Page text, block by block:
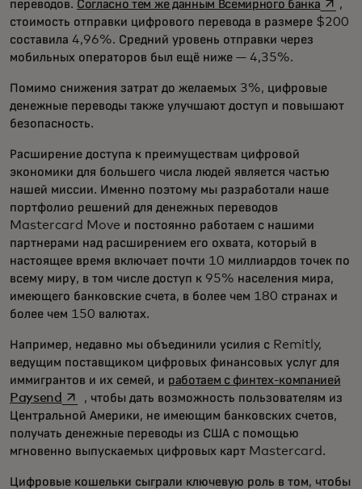
переводов. Согласно тем же данным Всемирного банкаopens
,
стоимость отправки цифрового перевода в размере $200
составила 4,96%. Средний уровень отправки через
мобильных операторов был ещё ниже — 4,35%.
Помимо снижения затрат до желаемых 3%, цифровые
денежные переводы также улучшают доступ и повышают
безопасность.
Расширение доступа к преимуществам цифровой
экономики для большего числа людей является частью
нашей миссии. Именно поэтому мы разработали наше
портфолио решений для денежных переводов
Mastercard Move и постоянно работаем с нашими
партнерами над расширением его охвата, который в
настоящее время включает почти 10 миллиардов точек по
всему миру, в том числе доступ к 95% населения мира,
имеющего банковские счета, в более чем 180 странах и
более чем 150 валютах.
Например, недавно мы объединили усилия с Remitly,
ведущим поставщиком цифровых финансовых услуг для
иммигрантов и их семей, и работаем с финтех-компанией
Paysend opens in a new tab
, чтобы дать возможность пользователям из
Центральной Америки, не имеющим банковских счетов,
получать денежные переводы из США с помощью
мгновенно выпускаемых цифровых карт Mastercard.
Цифровые кошельки сыграли ключевую роль в том, чтобы